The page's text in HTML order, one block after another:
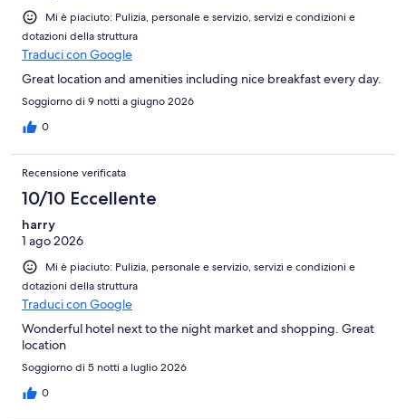
Mi è piaciuto: Pulizia, personale e servizio, servizi e condizioni e
dotazioni della struttura
Traduci con Google
Great location and amenities including nice breakfast every day.
Soggiorno di 9 notti a giugno 2026
0
Recensione verificata
10/10 Eccellente
harry
1 ago 2026
Mi è piaciuto: Pulizia, personale e servizio, servizi e condizioni e
dotazioni della struttura
Traduci con Google
Wonderful hotel next to the night market and shopping. Great
location
Soggiorno di 5 notti a luglio 2026
0